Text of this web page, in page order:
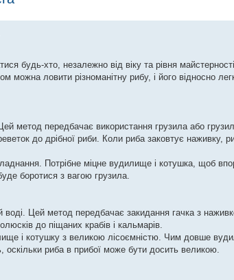
будь-хто, незалежно від віку та рівня
можна ловити різноманітну рибу, і його відносно
метод передбачає використання грузила або
до дрібної риби. Коли риба заковтує наживку,
Потрібне міцне вудилище і котушка, щоб
боротися з вагою грузила.
Цей метод передбачає закидання гачка з
до піщаних крабів і кальмарів.
і котушку з великою лісоємністю. Чим довше
оскільки риба в прибої може бути досить великою.